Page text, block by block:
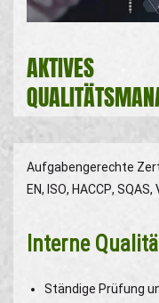
AKTIVES
Aufgabengerechte
EN, ISO, HACCP, SQAS,
Interne
Ständige Prüfung